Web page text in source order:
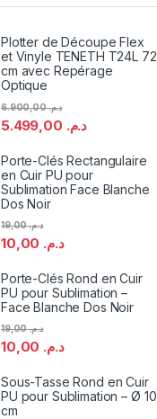
Plotter de Découpe Flex
et Vinyle TENETH T24L 72
cm avec Repérage
Optique
د.م.
د.م.6.900,00
Porte-Clés Rectangulaire
en Cuir PU pour
Sublimation Face Blanche
Dos Noir
د.م.
د.م.19,00
Porte-Clés Rond en Cuir
PU pour Sublimation –
Face Blanche Dos Noir
د.م.
د.م.19,00
Sous-Tasse Rond en Cuir
PU pour Sublimation – Ø 10
cm